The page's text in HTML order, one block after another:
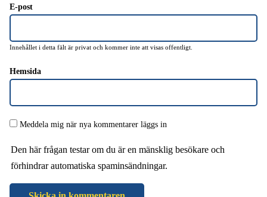
E-post
Innehållet i detta fält är privat och kommer inte att visas offentligt.
Hemsida
Meddela mig när nya kommentarer läggs in
Den här frågan testar om du är en mänsklig besökare och
förhindrar automatiska spaminsändningar.